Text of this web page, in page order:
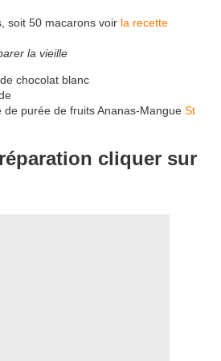
soit 50 macarons voir la recette
la vieille
de chocolat blanc
de purée de fruits Ananas-Mangue St
cliquer sur